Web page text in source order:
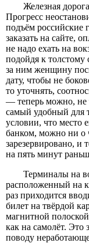
Железная
Прогресс
подъём российские
заказать на сайте,
не надо ехать на
подойдя к толстому
за ним женщину
дату, чтобы не
то уточнять,
— теперь можно, не
самый удобный для
условии, что место
банком, можно ни о
зарезервировано, и
на пять минут
Терминалы на
расположенный на
раз приходится
билет на твёрдой
магнитной
как на самолёт. Это
поводу